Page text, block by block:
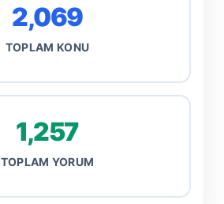
2,069
TOPLAM KONU
1,257
TOPLAM YORUM